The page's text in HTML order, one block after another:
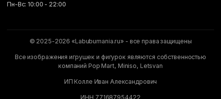
Пн-Вс: 10:00 - 22:00
© 2025-2026 «Labubumania.ru» - все права защищены
Все изображения игрушек и фигурок являются собственностью
компаний Pop Mart, Miniso, Letsvan
ИП Колле Иван Александрович
ИНН 771687954422